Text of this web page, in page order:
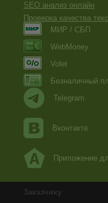
SEO анализ онлайн
Проверка качества
МИР / СБП
WebMoney
Volet
Безналичный
Telegram
Вконтакте
Приложение
Заказчику